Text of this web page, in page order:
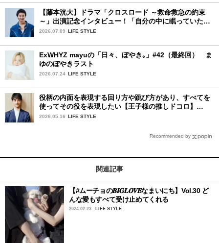
【藤本洸大】ドラマ「クロスロード ～救命救急の約束
～」出演記念インタビュー！「自分の中に眠っていた熱
を思い出させてもらった作品です」
2026.07.09 LIFE STYLE
ExWHYZ mayuの「日々、ぼやき｡」#42（最終回） ま
ゆのぼやきラスト
2026.07.24 LIFE STYLE
役柄の内面を表現する回り方や跳び方があり、すべてを
使ってその役を表現したい【王子様の推しドコロ】
vol.31 大塚 卓さん
2026.05.16 LIFE STYLE
Recommended by
関連記事
【#ムーチョの𝑩𝑰𝑮𝑳𝑶𝑽𝑬なまいにち】Vol.30 ど
んな愛もすべて受け止めてくれる
2024.02.23 LIFE STYLE